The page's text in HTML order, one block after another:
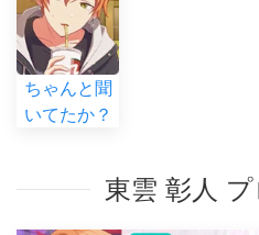
ちゃんと聞
いてたか？
東雲 彰人